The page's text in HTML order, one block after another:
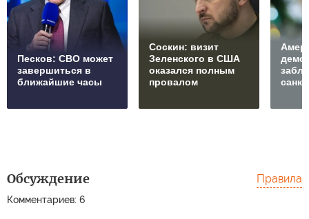
Песков: СВО может
завершиться в
ближайшие часы
Соскин: визит
Зеленского в США
оказался полным
провалом
Обсуждение
Комментариев: 6
Правила